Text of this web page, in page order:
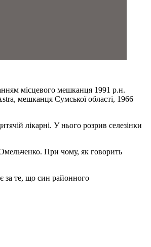
місцевого мешканця 1991 р.н.
мешканця Сумської області, 1966
лікарні. У нього розрив селезінки
При чому, як говорить
за те, що син районного